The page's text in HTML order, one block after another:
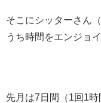
そこにシッターさん
うち時間をエンジョ
先月は7日間（1回1時